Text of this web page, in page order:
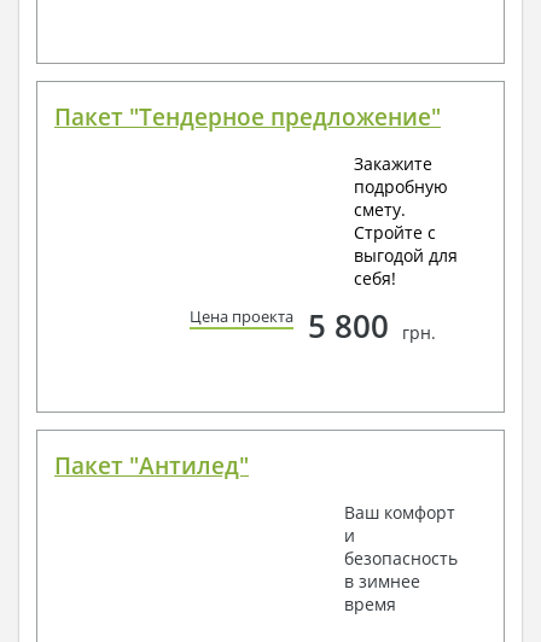
Пакет "Тендерное предложение"
Закажите
подробную
смету.
Стройте с
выгодой для
себя!
Цена проекта 5 800 грн.
Пакет "Антилед"
Ваш комфорт
и
безопасность
в зимнее
время